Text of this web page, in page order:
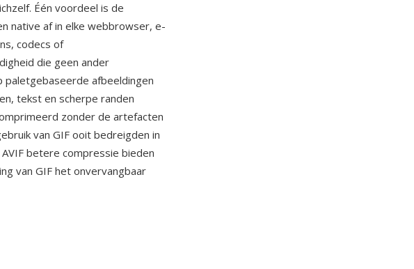
Één voordeel is de
native af in elke webbrowser, e-
codecs of
die geen ander
afbeeldingen
tekst en scherpe randen
zonder de artefacten
van GIF ooit bedreigden in
betere compressie bieden
van GIF het onvervangbaar